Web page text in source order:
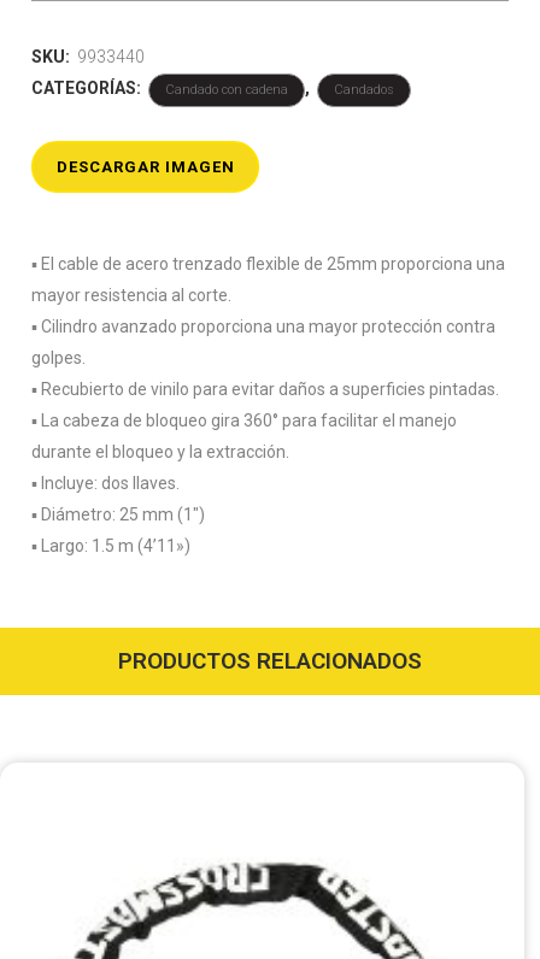
SKU: 9933440
CATEGORÍAS:
Candado con cadena , Candados
DESCARGAR IMAGEN
▪️ El cable de acero trenzado flexible de 25mm proporciona una
mayor resistencia al corte.
▪️ Cilindro avanzado proporciona una mayor protección contra
golpes.
▪️ Recubierto de vinilo para evitar daños a superficies pintadas.
▪️ La cabeza de bloqueo gira 360° para facilitar el manejo
durante el bloqueo y la extracción.
▪️ Incluye: dos llaves.
▪️ Diámetro: 25 mm (1″)
▪️ Largo: 1.5 m (4’11»)
PRODUCTOS RELACIONADOS